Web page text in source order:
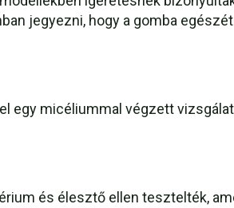
jegyezni, hogy a gomba
egy micéliummal végzett
és élesztő ellen tesztelték,